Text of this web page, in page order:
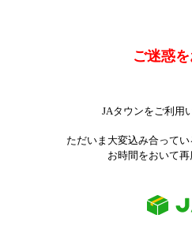
ご迷惑
JAタウンをご利用
ただいま大変込み合って
お時間をおいて